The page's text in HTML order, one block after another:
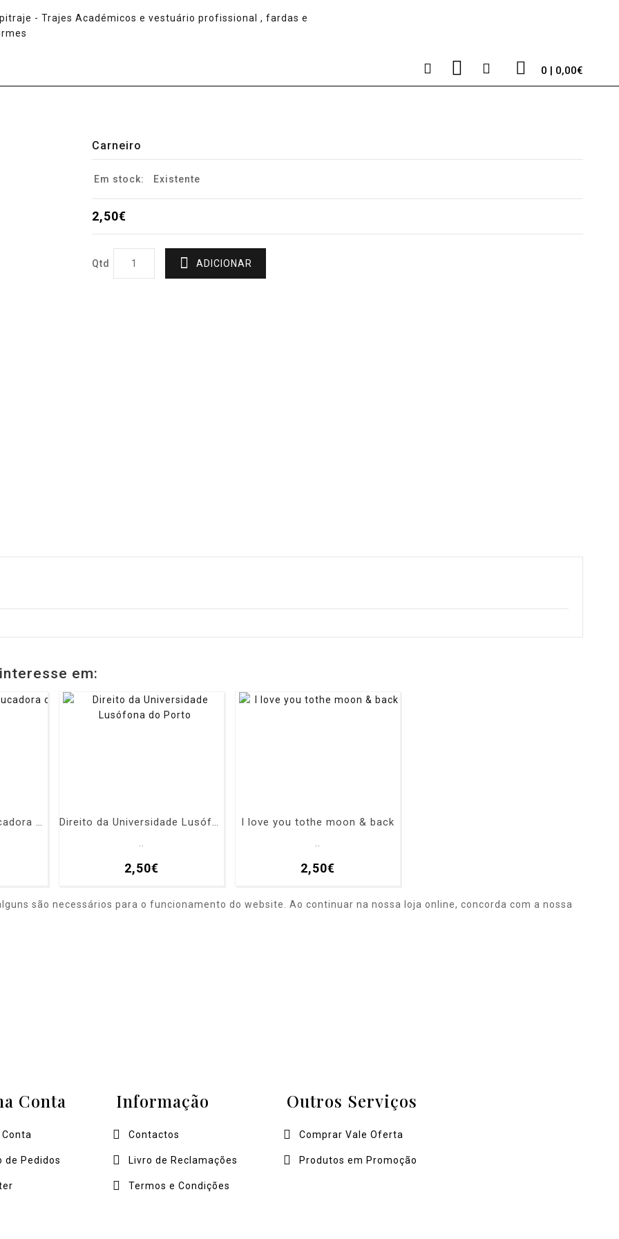
0 | 0,00€
Carneiro
Em stock: Existente
2,50€
Qtd ADICIONAR
em:
Educação básica (Educadora c cr.) Direito da Universidade Lusófona do Porto
2,50€
I love you tothe moon & back
2,50€
são necessários para o funcionamento do website. Ao continuar na nossa loja online, concorda com a nossa
Conta
de Pedidos
Informação
Contactos
Livro de Reclamações
Termos e Condições
Outros Serviços
Comprar Vale Oferta
Produtos em Promoção